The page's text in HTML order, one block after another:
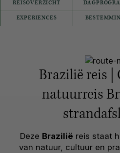
REISOVERZICHT
EXPERIENCES
Brazilië reis |
natuurreis
Deze Brazilië reis staat
van natuur, cultuur en